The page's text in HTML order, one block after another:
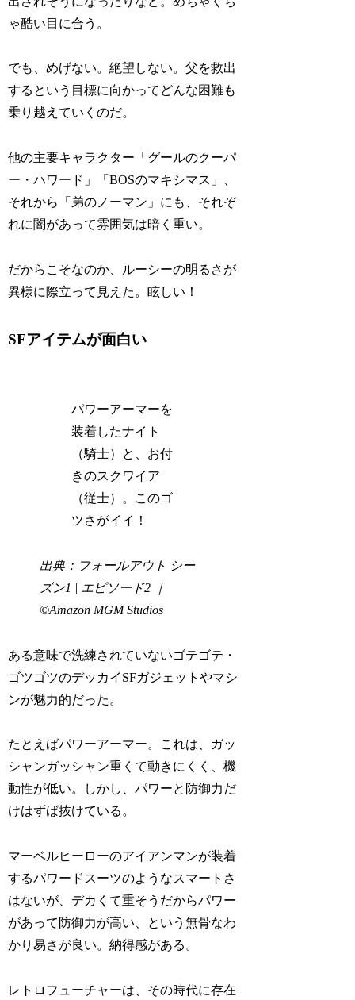
ゃ酷い目に合う。
でも、めげない。絶望しない。父を救出
するという目標に向かってどんな困難も
乗り越えていくのだ。
他の主要キャラクター「グールのクーパ
ー・ハワード」「BOSのマキシマス」、
それから「弟のノーマン」にも、それぞ
れに闇があって雰囲気は暗く重い。
だからこそなのか、ルーシーの明るさが
異様に際立って見えた。眩しい！
SFアイテムが面白い
パワーアーマーを
装着したナイト
（騎士）と、お付
きのスクワイア
（従士）。このゴ
ツさがイイ！
出典：フォールアウト シー
ズン1 | エピソード2 ｜
©Amazon MGM Studios
ある意味で洗練されていないゴテゴテ・
ゴツゴツのデッカイSFガジェットやマシ
ンが魅力的だった。
たとえばパワーアーマー。これは、ガッ
シャンガッシャン重くて動きにくく、機
動性が低い。しかし、パワーと防御力だ
けはずば抜けている。
マーベルヒーローのアイアンマンが装着
するパワードスーツのようなスマートさ
はないが、デカくて重そうだからパワー
があって防御力が高い、という無骨なわ
かり易さが良い。納得感がある。
レトロフューチャーは、その時代に存在